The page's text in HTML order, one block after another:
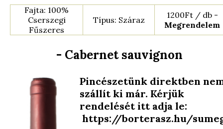
Fajta: 100%
Cserszegi
Fűszeres
Típus: Száraz
1200Ft / db -
Megrendelem
- Cabernet sauvignon
Pincészetünk direktben
szállít ki már. Kérjük
rendelését itt adja le:
https://borterasz.hu/